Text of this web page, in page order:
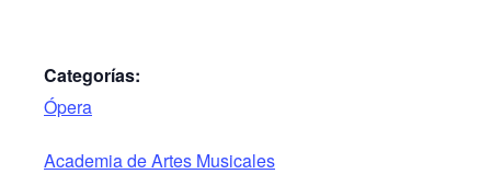
Categorías:
Ópera
Academia de Artes Musicales